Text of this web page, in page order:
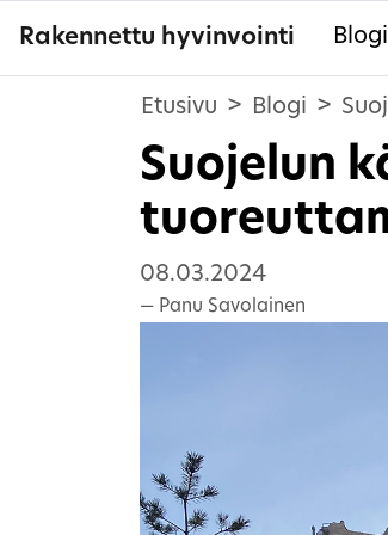
Rakennettu hyvinvointi Blogi
Etusivu Blogi
Suojelun
08.03.2024
Panu Savolainen